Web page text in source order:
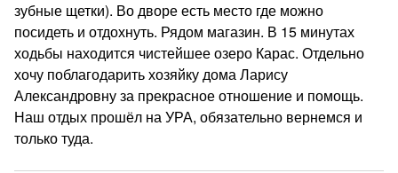
зубные щетки). Во дворе есть место где можно
посидеть и отдохнуть. Рядом магазин. В 15 минутах
ходьбы находится чистейшее озеро Карас. Отдельно
хочу поблагодарить хозяйку дома Ларису
Александровну за прекрасное отношение и помощь.
Наш отдых прошёл на УРА, обязательно вернемся и
только туда.